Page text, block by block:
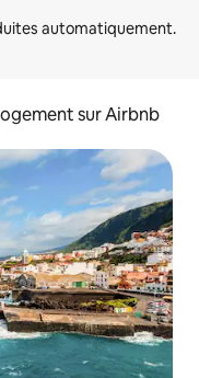
sur Airbnb